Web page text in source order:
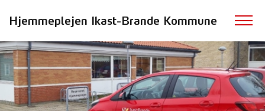
Hjemmeplejen Ikast-Brande Kommune